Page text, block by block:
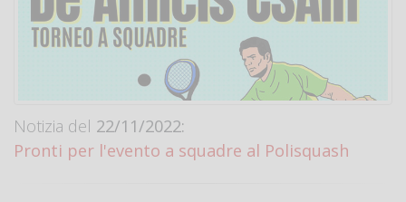
Notizia del 22/11/2022:
Pronti per l'evento a squadre al Polisquash